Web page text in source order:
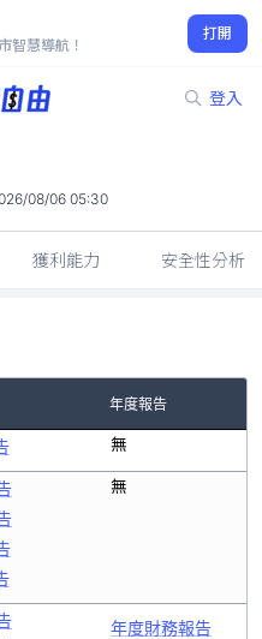
智慧導航！
打開
登入
08/06 05:30
獲利能力 安全性分析
年度報告
無
無
年度財務報告